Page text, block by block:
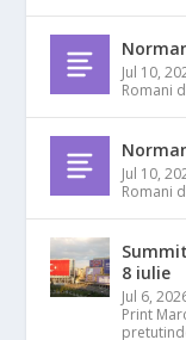
Jul 10,
Romani
Jul 10,
Romani
8 iulie
Jul 6,
Print